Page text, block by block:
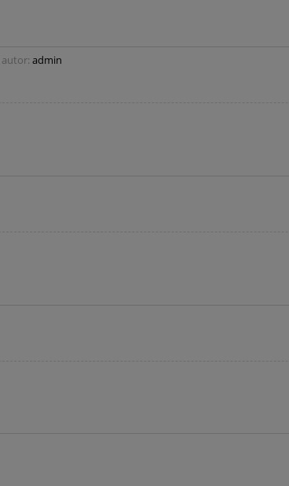
autor: admin